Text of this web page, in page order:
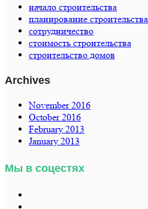
начало строительства
планирование строительства
сотрудничество
стоимость строительства
строительство домов
Archives
November 2016
October 2016
February 2013
January 2013
Мы в соцестях